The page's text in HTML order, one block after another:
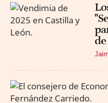
de